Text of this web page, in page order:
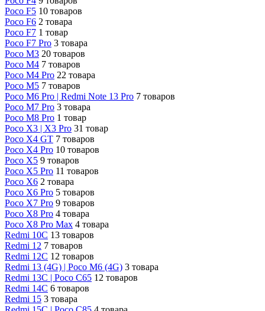
Poco F5 10 товаров
Poco F6 2 товара
Poco F7 1 товар
Poco F7 Pro 3 товара
Poco M3 20 товаров
Poco M4 7 товаров
Poco M4 Pro 22 товара
Poco M5 7 товаров
Poco M6 Pro | Redmi Note 13 Pro 7 товаров
Poco M7 Pro 3 товара
Poco M8 Pro 1 товар
Poco X3 | X3 Pro 31 товар
Poco X4 GT 7 товаров
Poco X4 Pro 10 товаров
Poco X5 9 товаров
Poco X5 Pro 11 товаров
Poco X6 2 товара
Poco X6 Pro 5 товаров
Poco X7 Pro 9 товаров
Poco X8 Pro 4 товара
Poco X8 Pro Max 4 товара
Redmi 10C 13 товаров
Redmi 12 7 товаров
Redmi 12C 12 товаров
Redmi 13 (4G) | Poco M6 (4G) 3 товара
Redmi 13C | Poco C65 12 товаров
Redmi 14C 6 товаров
Redmi 15 3 товара